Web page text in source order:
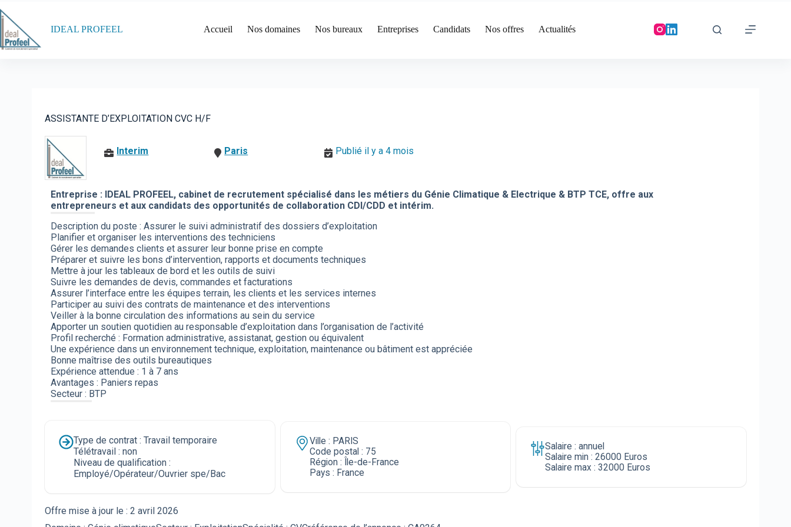
au
contenu
IDEAL PROFEEL Accueil Nos domaines Nos bureaux Entreprises Candidats Nos offres Actualités
ASSISTANTE D’EXPLOITATION CVC H/F
Interim Paris Publié il y a 4 mois
Entreprise : IDEAL PROFEEL, cabinet de recrutement spécialisé dans les métiers du Génie Climatique & Electrique & BTP TCE, offre aux
entrepreneurs et aux candidats des opportunités de collaboration CDI/CDD et intérim.
Description du poste : Assurer le suivi administratif des dossiers d’exploitation
Planifier et organiser les interventions des techniciens
Gérer les demandes clients et assurer leur bonne prise en compte
Préparer et suivre les bons d’intervention, rapports et documents techniques
Mettre à jour les tableaux de bord et les outils de suivi
Suivre les demandes de devis, commandes et facturations
Assurer l’interface entre les équipes terrain, les clients et les services internes
Participer au suivi des contrats de maintenance et des interventions
Veiller à la bonne circulation des informations au sein du service
Apporter un soutien quotidien au responsable d’exploitation dans l’organisation de l’activité
Profil recherché : Formation administrative, assistanat, gestion ou équivalent
Une expérience dans un environnement technique, exploitation, maintenance ou bâtiment est appréciée
Bonne maîtrise des outils bureautiques
Expérience attendue : 1 à 7 ans
Avantages : Paniers repas
Secteur : BTP
Type de contrat : Travail temporaire
Télétravail : non
Niveau de qualification :
Employé/Opérateur/Ouvrier spe/Bac
Ville : PARIS
Code postal : 75
Région : Île-de-France
Pays : France
Salaire : annuel
Salaire min : 26000 Euros
Salaire max : 32000 Euros
Offre mise à jour le : 2 avril 2026